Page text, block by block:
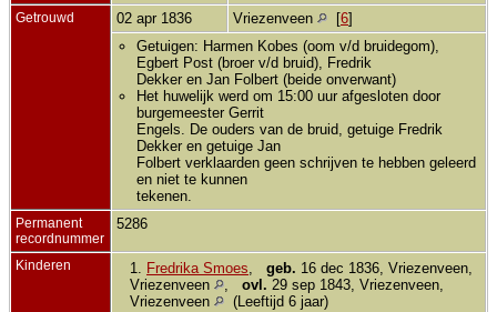
Getrouwd 02 apr 1836 Vriezenveen [6]
Getuigen: Harmen Kobes (oom v/d bruidegom),
Egbert Post (broer v/d bruid), Fredrik
Dekker en Jan Folbert (beide onverwant)
Het huwelijk werd om 15:00 uur afgesloten door
burgemeester Gerrit
Engels. De ouders van de bruid, getuige Fredrik
Dekker en getuige Jan
Folbert verklaarden geen schrijven te hebben geleerd
en niet te kunnen
tekenen.
Permanent
recordnummer
5286
Kinderen 1. Fredrika Smoes geb. 16 dec 1836, Vriezenveen,
Vriezenveen
ovl. 29 sep 1843, Vriezenveen,
Vriezenveen
(Leeftijd 6 jaar)